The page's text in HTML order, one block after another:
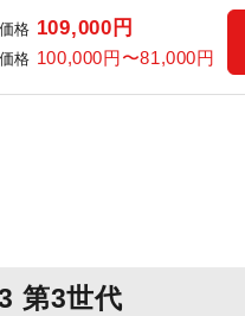
格 109,000円
格 100,000円〜81,000円
第3世代